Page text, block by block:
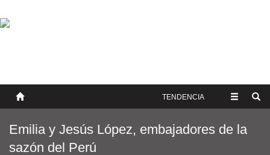
SOBRE NOSOTROS
TENDENCIA
Emilia y Jesús López, embajadores de la
sazón del Perú